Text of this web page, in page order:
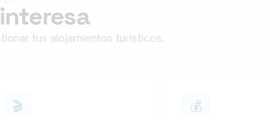
tus alojamientos turísticos.
🎬 💰